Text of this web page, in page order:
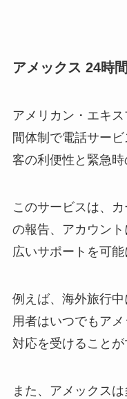
アメックス 24時
アメリカン・エキ
間体制で電話サー
客の利便性と緊急時
このサービスは、
の報告、アカウン
広いサポートを可能
例えば、海外旅行
用者はいつでもア
対応を受けることが
また、アメックス